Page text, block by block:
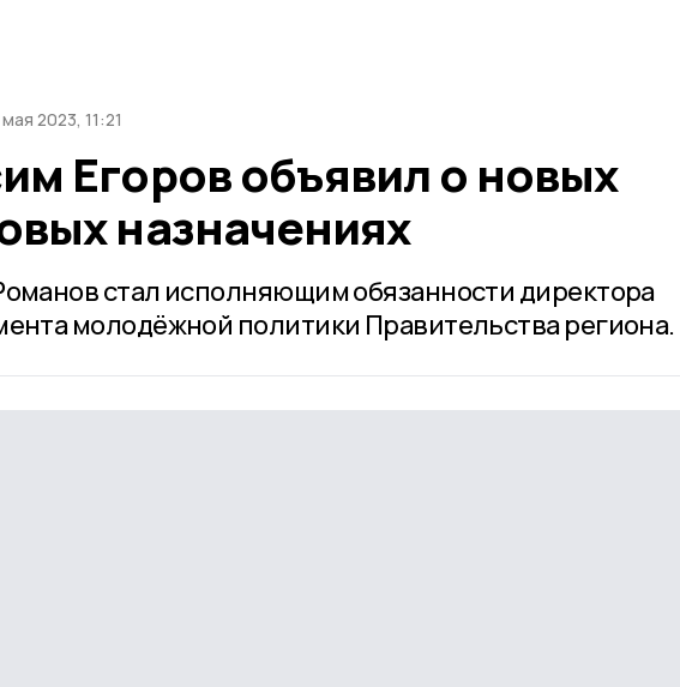
2023, 11:21
Егоров объявил о новых
назначениях
стал исполняющим обязанности директора
молодёжной политики Правительства региона.